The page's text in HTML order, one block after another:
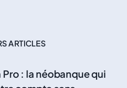
ARTICLES
Pro : la néobanque qui